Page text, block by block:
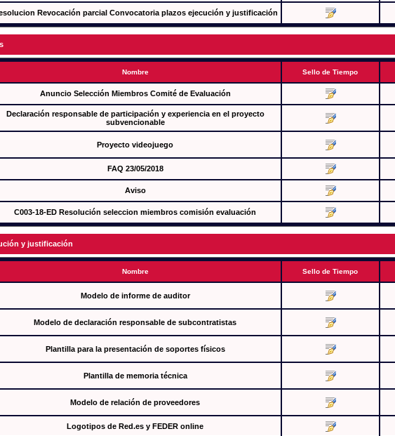
Revocación parcial Convocatoria plazos ejecución y justificación
Nombre Sello de Tiempo
Anuncio Selección Miembros Comité de Evaluación
Declaración responsable de participación y experiencia en el proyecto
subvencionable
Proyecto videojuego
FAQ 23/05/2018
Aviso
C003-18-ED Resolución seleccion miembros comisión evaluación
y justificación
Nombre Sello de Tiempo
Modelo de informe de auditor
Modelo de declaración responsable de subcontratistas
Plantilla para la presentación de soportes físicos
Plantilla de memoria técnica
Modelo de relación de proveedores
Logotipos de Red.es y FEDER online